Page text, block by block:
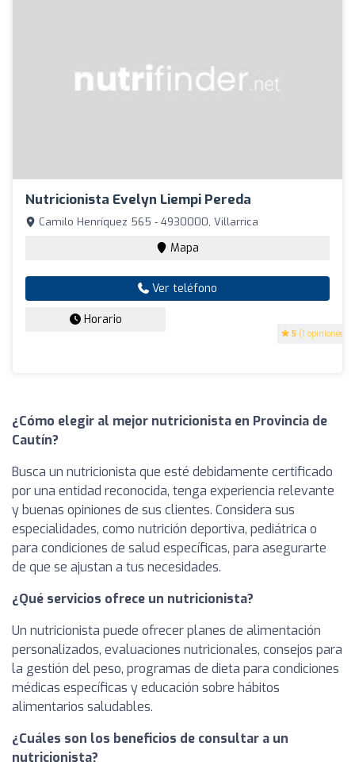
Nutricionista Evelyn Liempi Pereda
5 (1 opiniones)
Camilo Henríquez 565 - 4930000, Villarrica
Mapa
Ver teléfono
Horario
¿Cómo elegir al mejor nutricionista en Provincia de
Cautín?
Busca un nutricionista que esté debidamente certificado
por una entidad reconocida, tenga experiencia relevante
y buenas opiniones de sus clientes. Considera sus
especialidades, como nutrición deportiva, pediátrica o
para condiciones de salud específicas, para asegurarte
de que se ajustan a tus necesidades.
¿Qué servicios ofrece un nutricionista?
Un nutricionista puede ofrecer planes de alimentación
personalizados, evaluaciones nutricionales, consejos para
la gestión del peso, programas de dieta para condiciones
médicas específicas y educación sobre hábitos
alimentarios saludables.
¿Cuáles son los beneficios de consultar a un
nutricionista?